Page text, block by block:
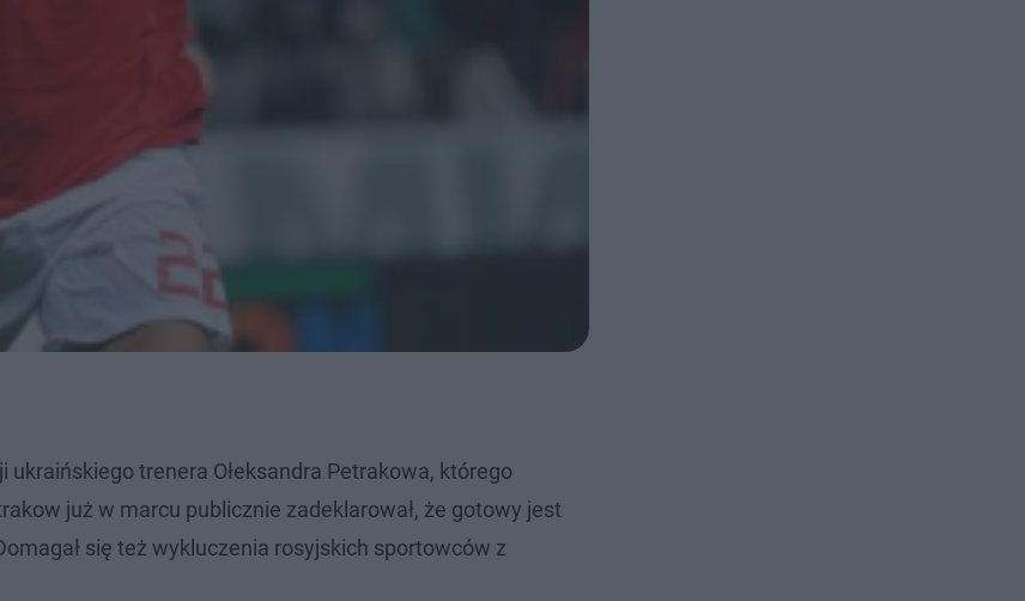
ukraińskiego trenera Ołeksandra Petrakowa, którego
już w marcu publicznie zadeklarował, że gotowy jest
się też wykluczenia rosyjskich sportowców z